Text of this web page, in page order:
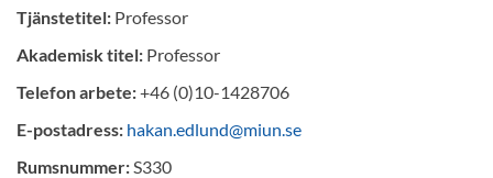
Tjänstetitel: Professor
Akademisk titel: Professor
Telefon arbete:+46 (0)10-1428706
E-postadress: hakan.edlund@miun.se
Rumsnummer:S330